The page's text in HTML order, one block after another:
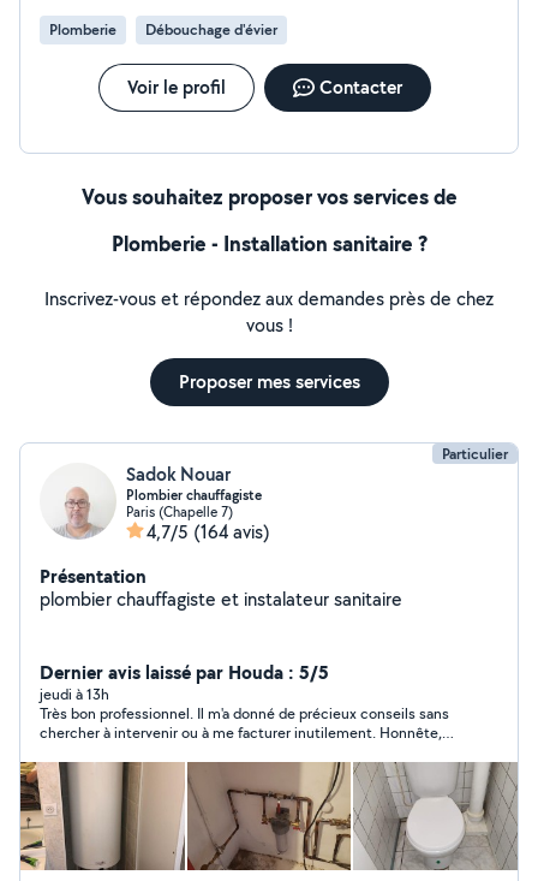
Plomberie Débouchage d'évier
Voir le profil Contacter
Vous souhaitez proposer vos services de
Plomberie - Installation sanitaire ?
Inscrivez-vous et répondez aux demandes près de chez
vous !
Proposer mes services
Particulier
Sadok Nouar
Plombier chauffagiste
Paris (Chapelle 7)
4,7/5 (164 avis)
Présentation
plombier chauffagiste et instalateur sanitaire
Dernier avis laissé par Houda : 5/5
jeudi à 13h
Très bon professionnel. Il m'a donné de précieux conseils sans
chercher à intervenir ou à me facturer inutilement. Honnête,